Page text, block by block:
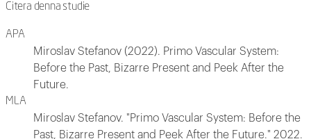
Citera denna studie
APA
Miroslav Stefanov (2022). Primo Vascular System:
Before the Past, Bizarre Present and Peek After the
Future.
MLA
Miroslav Stefanov. "Primo Vascular System: Before the
Past, Bizarre Present and Peek After the Future." 2022.